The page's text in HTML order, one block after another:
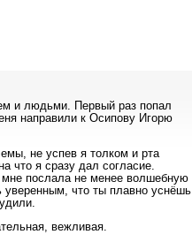
и людьми. Первый раз попал
направили к Осипову Игорю
не успев я толком и рта
что я сразу дал согласие.
мне послала не менее волшебную
что ты плавно уснёшь
вежливая.